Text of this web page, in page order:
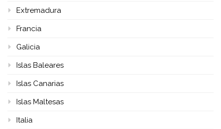
Extremadura
Francia
Galicia
Islas Baleares
Islas Canarias
Islas Maltesas
Italia